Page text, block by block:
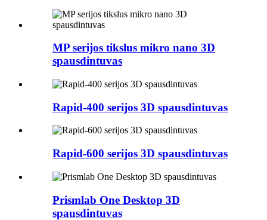
MP serijos tikslus mikro nano 3D
spausdintuvas
Rapid-400 serijos 3D spausdintuvas
Rapid-600 serijos 3D spausdintuvas
Prismlab One Desktop 3D
spausdintuvas